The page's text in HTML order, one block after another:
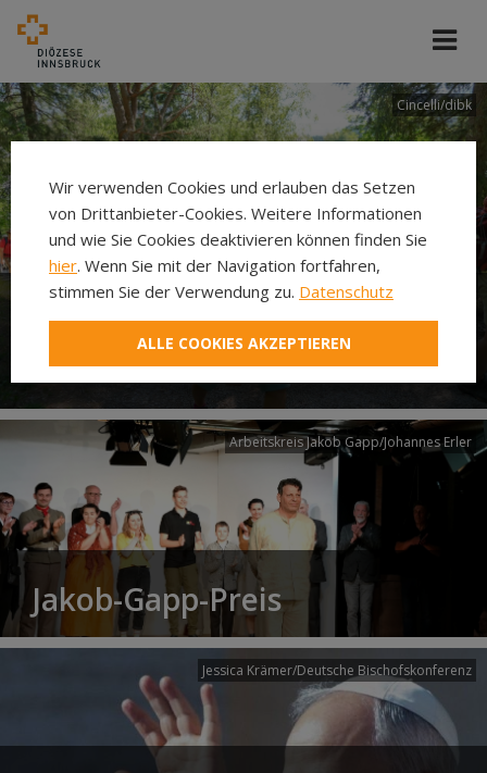
Cincelli/dibk
Neuer Pilgerweg Via
Laudato si’
Arbeitskreis Jakob Gapp/Johannes Erler
Jakob-Gapp-Preis
Jessica Krämer/Deutsche Bischofskonferenz
Wir verwenden Cookies und erlauben das Setzen
von Drittanbieter-Cookies. Weitere Informationen
und wie Sie Cookies deaktivieren können finden Sie
hier. Wenn Sie mit der Navigation fortfahren,
stimmen Sie der Verwendung zu. Datenschutz
ALLE COOKIES AKZEPTIEREN